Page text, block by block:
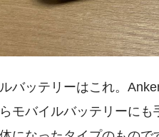
バッテリーはこれ。
モバイルバッテリーに